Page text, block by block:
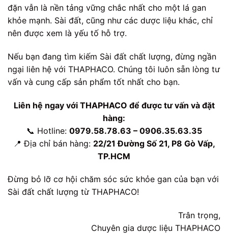
đặn vẫn là nền tảng vững chắc nhất cho một lá gan
khỏe mạnh. Sài đất, cũng như các dược liệu khác, chỉ
nên được xem là yếu tố hỗ trợ.
Nếu bạn đang tìm kiếm Sài đất chất lượng, đừng ngần
ngại liên hệ với THAPHACO. Chúng tôi luôn sẵn lòng tư
vấn và cung cấp sản phẩm tốt nhất cho bạn.
Liên hệ ngay với THAPHACO để được tư vấn và đặt
hàng:
📞 Hotline: 0979.58.78.63 – 0906.35.63.35
📍 Địa chỉ bán hàng: 22/21 Đường Số 21, P8 Gò Vấp,
TP.HCM
Đừng bỏ lỡ cơ hội chăm sóc sức khỏe gan của bạn với
Sài đất chất lượng từ THAPHACO!
Trân trọng,
Chuyên gia dược liệu THAPHACO